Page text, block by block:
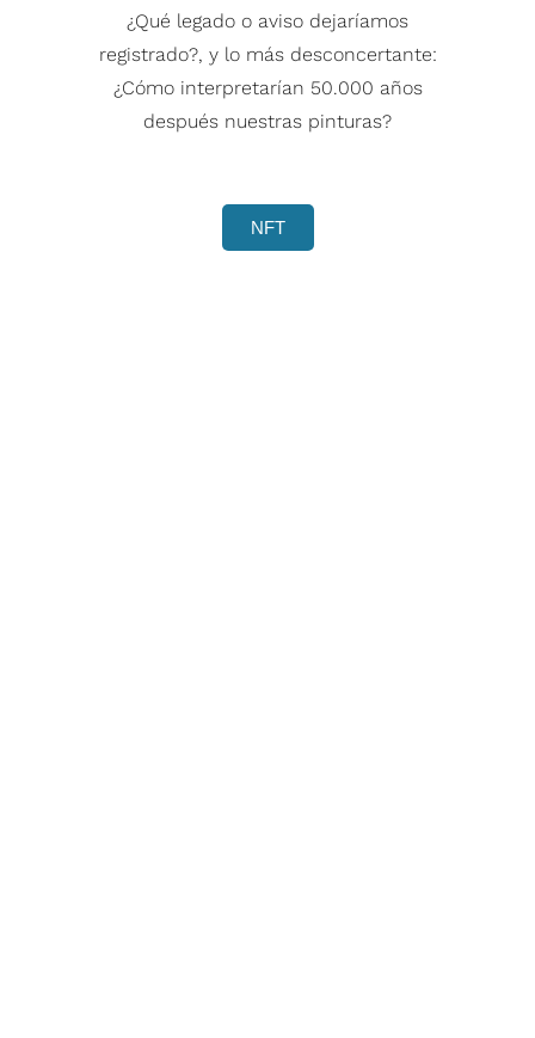
¿Qué legado o aviso dejaríamos
registrado?, y lo más desconcertante:
¿Cómo interpretarían 50.000 años
después nuestras pinturas?
NFT